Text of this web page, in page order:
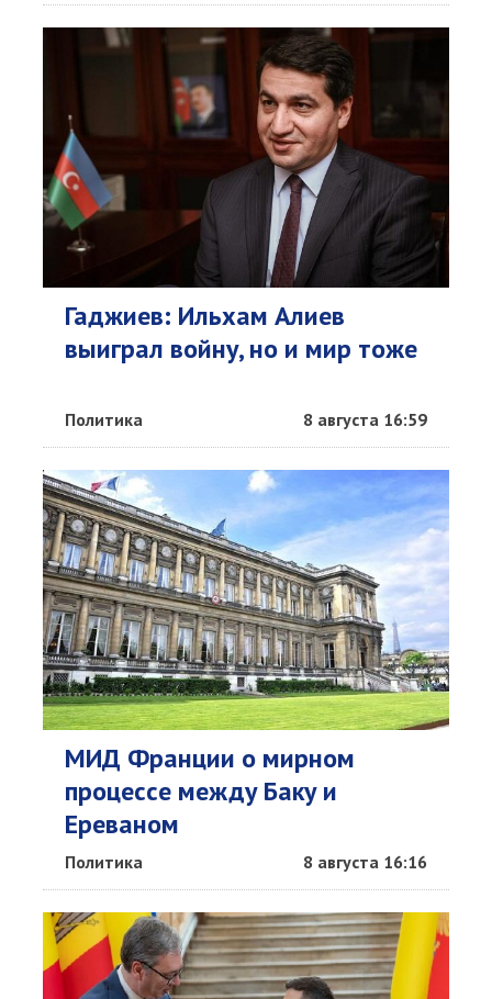
Гаджиев: Ильхам Алиев
выиграл войну, но и мир тоже
Политика 8 августа 16:59
МИД Франции о мирном
процессе между Баку и
Ереваном
Политика 8 августа 16:16